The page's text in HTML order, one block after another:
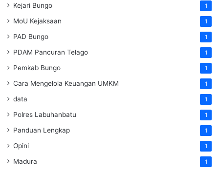
Kejari Bungo 1
MoU Kejaksaan 1
PAD Bungo 1
PDAM Pancuran Telago 1
Pemkab Bungo 1
Cara Mengelola Keuangan UMKM 1
data 1
Polres Labuhanbatu 1
Panduan Lengkap 1
Opini 1
Madura 1